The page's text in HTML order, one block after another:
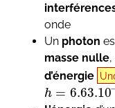
onde
Un photon
masse nulle
d’énergie
h = 6.63.10